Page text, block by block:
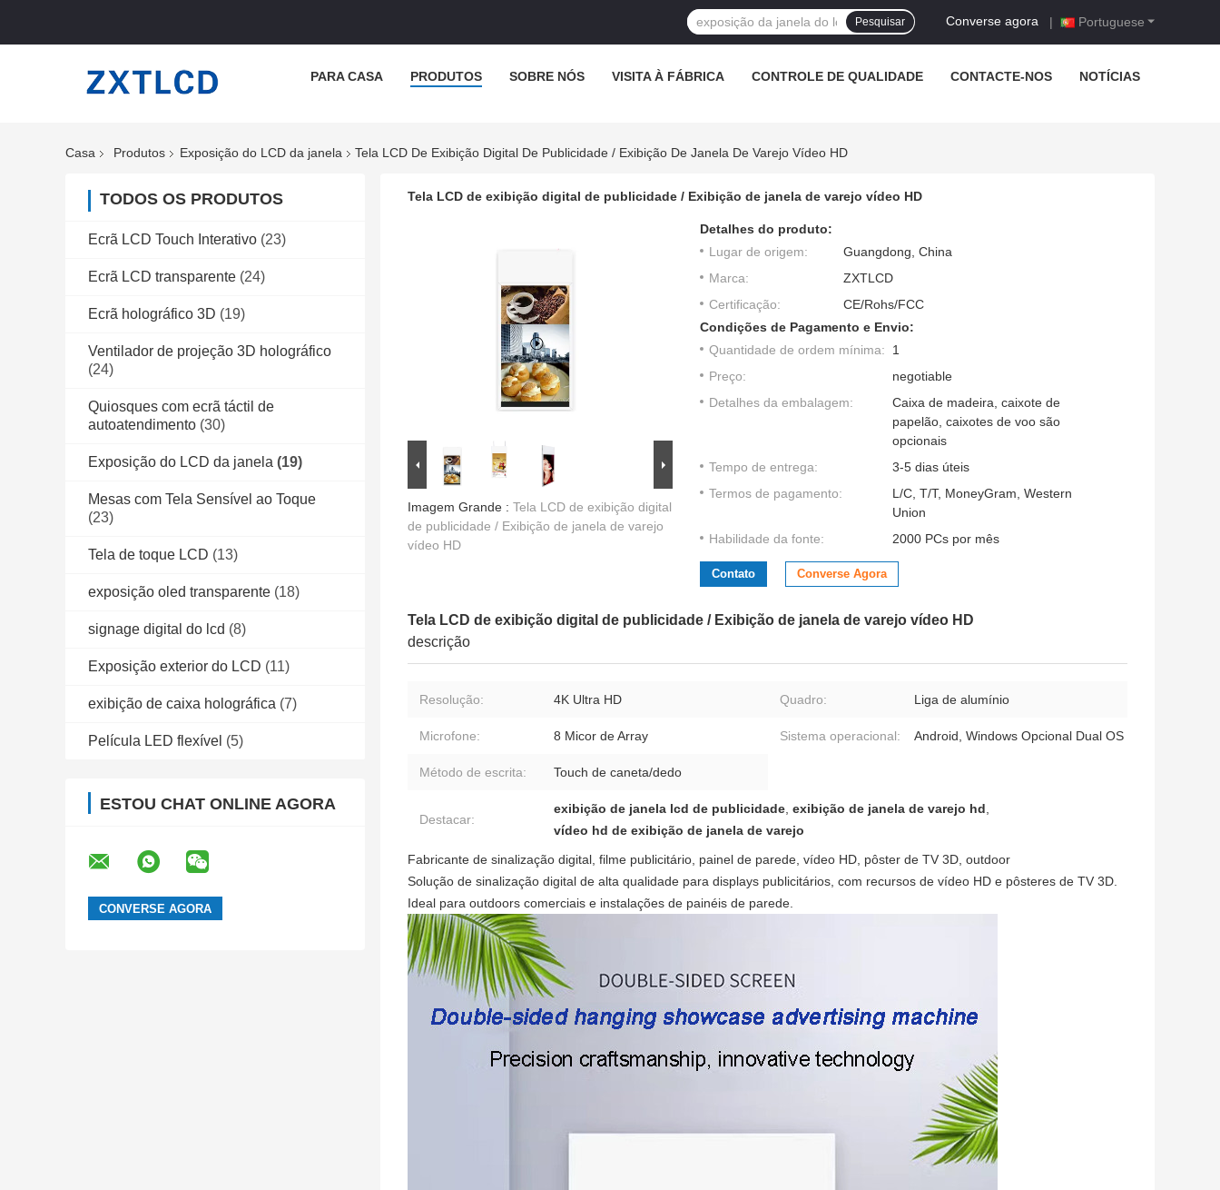
Portuguese
Converse agora |
Pesquisar
PARA CASA PRODUTOS SOBRE NÓS VISITA À FÁBRICA CONTROLE DE QUALIDADE CONTACTE-NOS NOTÍCIAS
Casa Produtos Exposição do LCD da janela Tela LCD De Exibição Digital De Publicidade / Exibição De Janela De Varejo Vídeo HD
TODOS OS PRODUTOS
Ecrã LCD Touch Interativo (23)
Ecrã LCD transparente (24)
Ecrã holográfico 3D (19)
Ventilador de projeção 3D holográfico
(24)
Quiosques com ecrã táctil de
autoatendimento (30)
Exposição do LCD da janela (19)
Mesas com Tela Sensível ao Toque
(23)
Tela de toque LCD (13)
exposição oled transparente (18)
signage digital do lcd (8)
Exposição exterior do LCD (11)
exibição de caixa holográfica (7)
Película LED flexível (5)
ESTOU CHAT ONLINE AGORA
Tela LCD de exibição digital de publicidade / Exibição de janela de varejo vídeo HD
Imagem Grande : Tela LCD de exibição digital
de publicidade / Exibição de janela de varejo
vídeo HD
Detalhes do produto:
Lugar de origem:
Guangdong, China
Marca:
ZXTLCD
Certificação:
CE/Rohs/FCC
Condições de Pagamento e Envio:
Quantidade de ordem mínima:
1
Preço:
negotiable
Detalhes da embalagem:
Caixa de madeira, caixote de
papelão, caixotes de voo são
opcionais
Tempo de entrega:
3-5 dias úteis
Termos de pagamento:
L/C, T/T, MoneyGram, Western
Union
Habilidade da fonte:
2000 PCs por mês
Contato Converse Agora
Tela LCD de exibição digital de publicidade / Exibição de janela de varejo vídeo HD
descrição
Resolução: 4K Ultra HD Quadro: Liga de alumínio
Microfone: 8 Micor de Array Sistema operacional: Android, Windows Opcional Dual OS
Método de escrita: Touch de caneta/dedo
Destacar:
exibição de janela lcd de publicidade, exibição de janela de varejo hd,
vídeo hd de exibição de janela de varejo
Fabricante de sinalização digital, filme publicitário, painel de parede, vídeo HD, pôster de TV 3D, outdoor
Solução de sinalização digital de alta qualidade para displays publicitários, com recursos de vídeo HD e pôsteres de TV 3D.
Ideal para outdoors comerciais e instalações de painéis de parede.